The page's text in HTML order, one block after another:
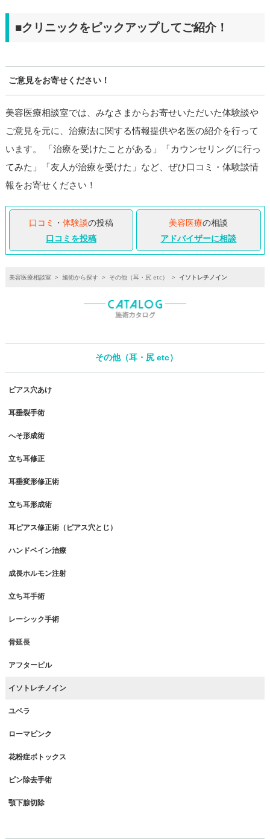
■クリニックをピックアップしてご紹介！
ご意見をお寄せください！
美容医療相談室では、みなさまからお寄せいただいた体験談や
ご意見を元に、治療法に関する情報提供や名医の紹介を行って
います。 「治療を受けたことがある」「カウンセリングに行っ
てみた」「友人が治療を受けた」など、ぜひ口コミ・体験談情
報をお寄せください！
口コミ ・ 体験談の投稿
口コミを投稿
美容医療の相談
アドバイザーに相談
美容医療相談室 > 施術から探す > その他（耳・尻 etc） > イソトレチノイン
その他（耳・尻 etc）
ピアス穴あけ
耳垂裂手術
へそ形成術
立ち耳修正
耳垂変形修正術
立ち耳形成術
耳ピアス修正術（ピアス穴とじ）
ハンドベイン治療
成長ホルモン注射
立ち耳手術
レーシック手術
骨延長
アフターピル
イソトレチノイン
ユベラ
ローマピンク
花粉症ボトックス
ピン除去手術
顎下腺切除